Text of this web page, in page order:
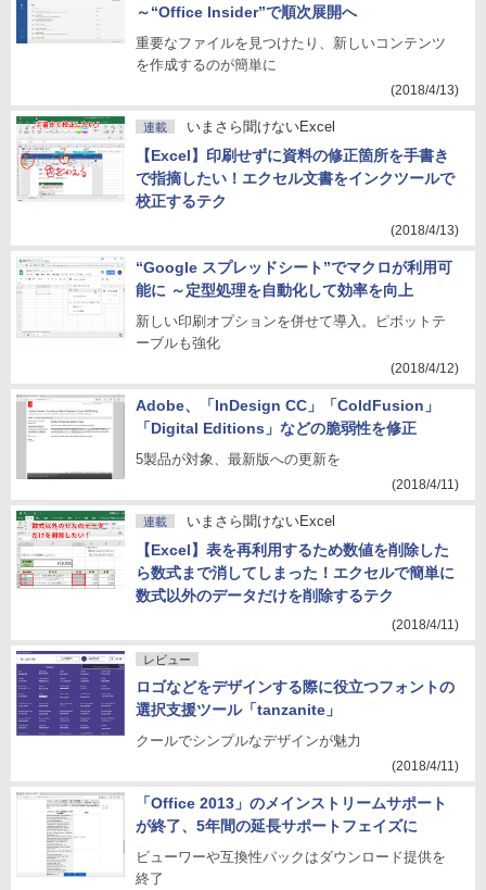
～“Office Insider”で順次展開へ
重要なファイルを見つけたり、新しいコンテンツ
を作成するのが簡単に
(2018/4/13)
連載 いまさら聞けないExcel
【Excel】印刷せずに資料の修正箇所を手書き
で指摘したい！エクセル文書をインクツールで
校正するテク
(2018/4/13)
“Google スプレッドシート”でマクロが利用可
能に ～定型処理を自動化して効率を向上
新しい印刷オプションを併せて導入。ピボットテ
ーブルも強化
(2018/4/12)
Adobe、「InDesign CC」「ColdFusion」
「Digital Editions」などの脆弱性を修正
5製品が対象、最新版への更新を
(2018/4/11)
連載 いまさら聞けないExcel
【Excel】表を再利用するため数値を削除した
ら数式まで消してしまった！エクセルで簡単に
数式以外のデータだけを削除するテク
(2018/4/11)
レビュー
ロゴなどをデザインする際に役立つフォントの
選択支援ツール「tanzanite」
クールでシンプルなデザインが魅力
(2018/4/11)
「Office 2013」のメインストリームサポート
が終了、5年間の延長サポートフェイズに
ビューワーや互換性パックはダウンロード提供を
終了